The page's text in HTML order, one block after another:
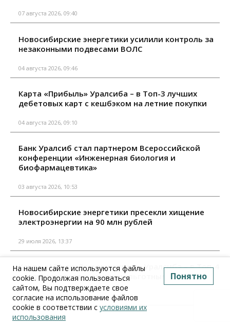
07 августа 2026, 09:40
Новосибирские энергетики усилили контроль за
незаконными подвесами ВОЛС
04 августа 2026, 09:46
Карта «Прибыль» Уралсиба – в Топ-3 лучших
дебетовых карт с кешбэком на летние покупки
04 августа 2026, 09:10
Банк Уралсиб стал партнером Всероссийской
конференции «Инженерная биология и
биофармацевтика»
03 августа 2026, 10:53
Новосибирские энергетики пресекли хищение
электроэнергии на 90 млн рублей
29 июля 2026, 13:37
Карта «120 дней на максимум» Уралсиба – в Топ-4
кредитных карт с длинным льготным периодом
29 июля 2026, 09:10
Все материалы
На нашем сайте используются файлы
cookie. Продолжая пользоваться
сайтом, Вы подтверждаете свое
согласие на использование файлов
cookie в соответствии с условиями их
использования
Понятно